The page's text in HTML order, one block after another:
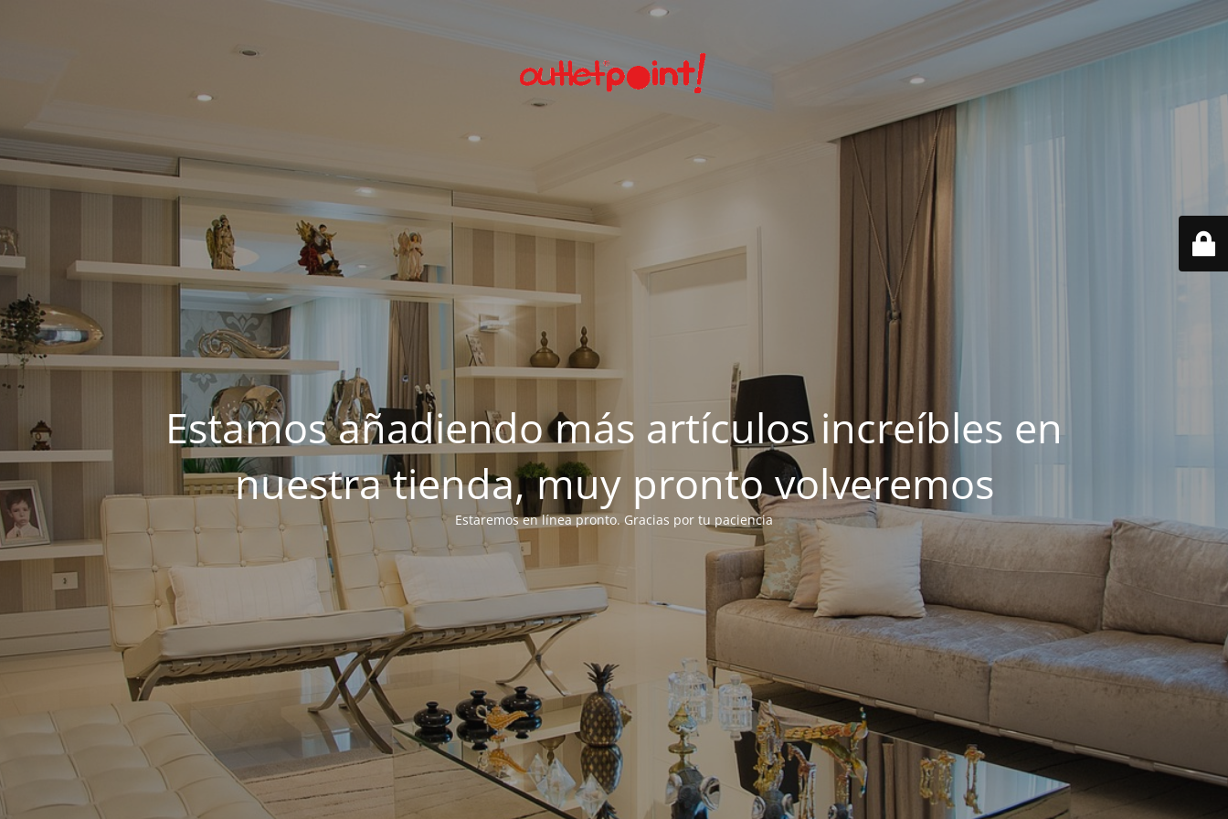
Estamos añadiendo más artículos increíbles en
nuestra tienda, muy pronto volveremos
Estaremos en línea pronto. Gracias por tu paciencia